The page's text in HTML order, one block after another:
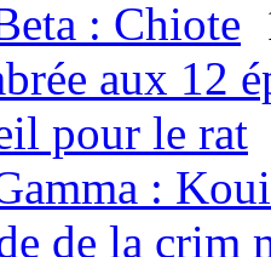
: Chiote
aux 12
pour le rat
:
de la crim